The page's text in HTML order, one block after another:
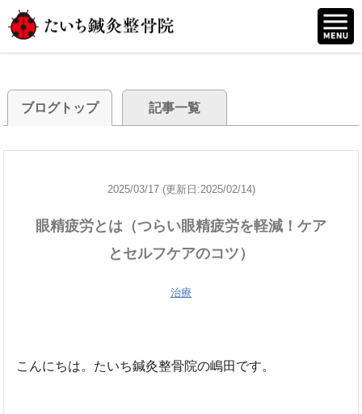
ブログトップ 記事一覧
2025/03/17 (更新日:2025/02/14)
眼精疲労とは（つらい眼精疲労を軽減！ケア
とセルフケアのコツ）
治療
こんにちは。たいち鍼灸整骨院の嶋田です。